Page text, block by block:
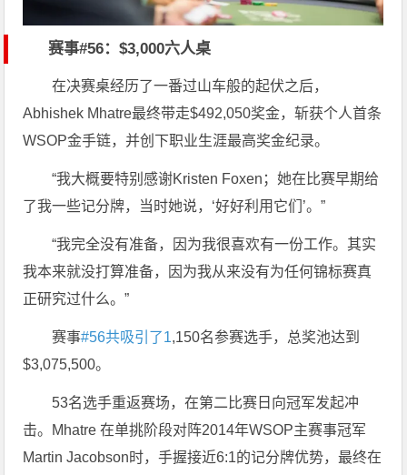
赛事#56：$3,000六人桌
在决赛桌经历了一番过山车般的起伏之后，
Abhishek Mhatre最终带走$492,050奖金，斩获个人首条
WSOP金手链，并创下职业生涯最高奖金纪录。
“我大概要特别感谢Kristen Foxen；她在比赛早期给
了我一些记分牌，当时她说，‘好好利用它们’。”
“我完全没有准备，因为我很喜欢有一份工作。其实
我本来就没打算准备，因为我从来没有为任何锦标赛真
正研究过什么。”
赛事#56共吸引了1,150名参赛选手，总奖池达到
$3,075,500。
53名选手重返赛场，在第二比赛日向冠军发起冲
击。Mhatre 在单挑阶段对阵2014年WSOP主赛事冠军
Martin Jacobson时，手握接近6:1的记分牌优势，最终在